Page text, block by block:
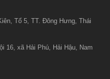
Tổ 5, TT. Đông Hưng, Thái
16, xã Hải Phú, Hải Hậu, Nam